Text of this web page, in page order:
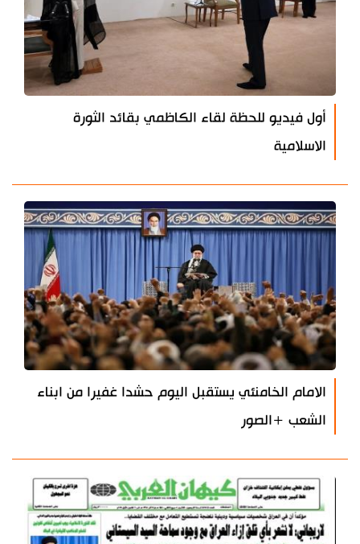
أول فيديو للحظة لقاء الكاظمي بقائد الثورة
الاسلامية
الامام الخامنئي يستقبل اليوم حشدا غفيرا من ابناء
الشعب +الصور